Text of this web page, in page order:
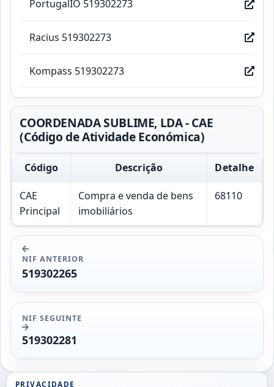
PortugalIO 519302273
Racius 519302273
Kompass 519302273
COORDENADA SUBLIME, LDA - CAE
(Código de Atividade Económica)
Código Descrição Detalhe
CAE
Principal
Compra e venda de bens
imobiliários
68110
NIF ANTERIOR
519302265
NIF SEGUINTE
519302281
PRIVACIDADE